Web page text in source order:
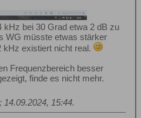
kHz bei 30 Grad etwa 2 dB zu
WG müsste etwas stärker
kHz existiert nicht real.
Frequenzbereich besser
finde es nicht mehr.
; 14.09.2024, 15:44.